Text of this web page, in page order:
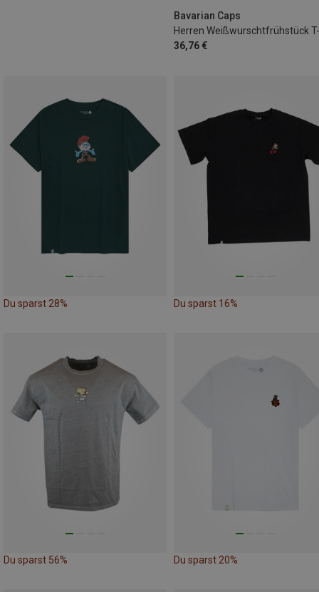
Bavarian Caps
36,76 €
3XL
Du sparst 28% Du sparst 16%
Du sparst 56% Du sparst 20%